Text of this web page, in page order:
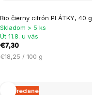
Bio čierny citrón PLÁTKY, 40 g
Skladom > 5 ks
Út 11.8. u vás
€7,30
Jednotková
€18,25 / 100 g
Vypredané